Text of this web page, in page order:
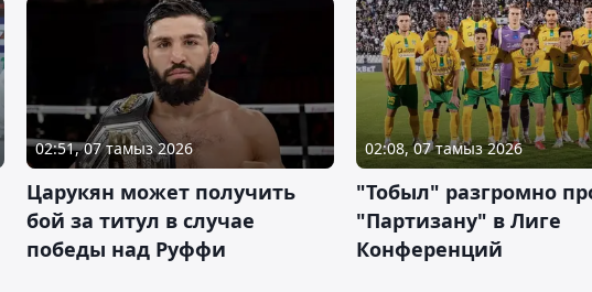
02:51, 07 тамыз 2026
Царукян может получить
бой за титул в случае
победы над Руффи
02:08, 07 тамыз 2026
"Тобыл" разгромно
"Партизану" в Лиге
Конференций